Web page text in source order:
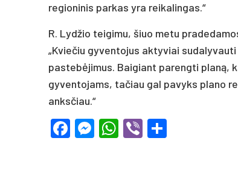
regioninis parkas yra reikalingas.“
R. Lydžio teigimu, šiuo metu
„Kviečiu gyventojus aktyviai
pastebėjimus. Baigiant parengti planą,
gyventojams, tačiau gal pavyks plano
anksčiau.“
Facebook
Messenger
WhatsApp
Viber